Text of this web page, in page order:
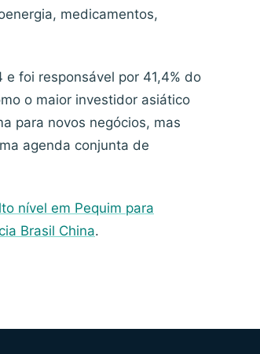
medicamentos,
foi responsável por 41,4% do
o maior investidor asiático
para novos negócios, mas
agenda conjunta de
nível em Pequim para
Brasil China.